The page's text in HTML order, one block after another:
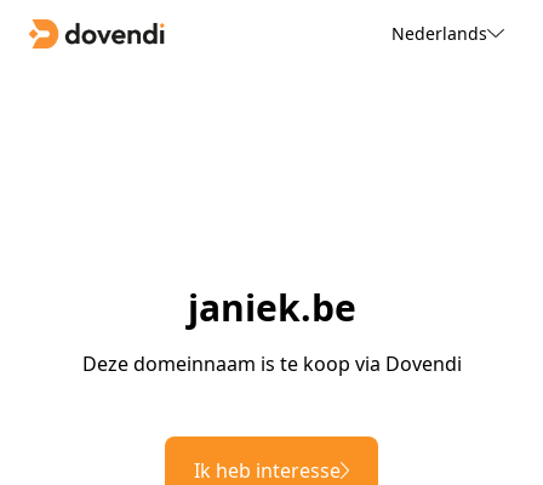
Nederlands
janiek.be
Deze domeinnaam is te koop via Dovendi
Ik heb interesse